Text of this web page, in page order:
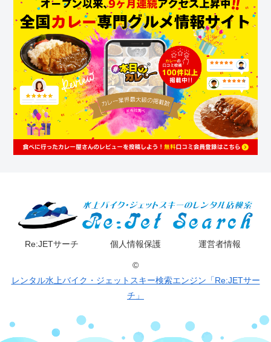
Re:JETサーチ 個人情報保護 運営者情報
©
レンタル水上バイク・ジェットスキー検索エンジン「Re:JETサー
チ」